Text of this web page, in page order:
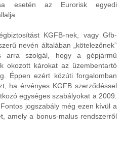
esetén az Eurorisk egyedi
KGFB-nek, vagy Gfb-
nevén általában „kötelezőnek”
arra szolgál, hogy a gépjármű
okozott károkat az üzembentartó
Éppen ezért közúti forgalomban
ha érvényes KGFB szerződéssel
egységes szabályokat a 2009.
jogszabály még ezen kívül a
amely a bonus-malus rendszerről